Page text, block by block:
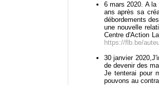
6 mars 2020. A
ans après sa
débordements
une nouvelle
Centre d'Action
https://flb.be/
30 janvier
de devenir des
Je tenterai pour
pouvons au